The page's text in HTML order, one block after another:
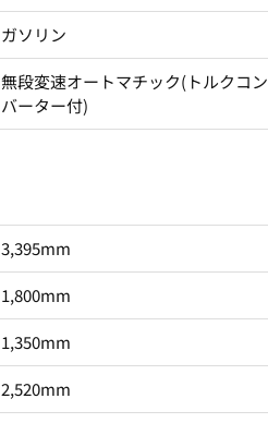
ガソリン
無段変速オートマチック(トルクコン
バーター付)
3,395mm
1,800mm
1,350mm
2,520mm